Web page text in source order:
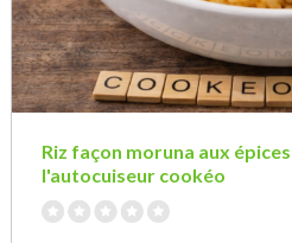
Riz façon moruna aux
l'autocuiseur cookéo